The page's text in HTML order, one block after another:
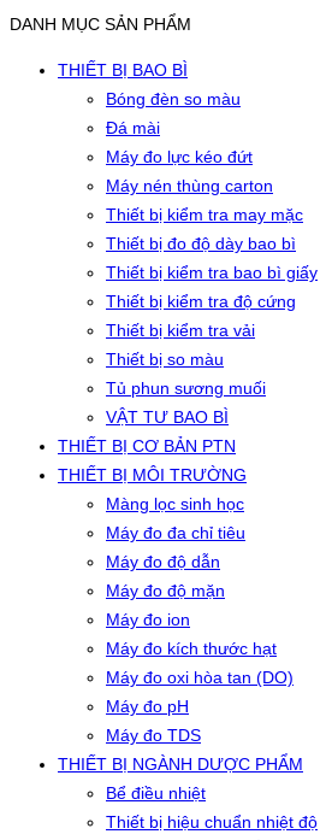
DANH MỤC SẢN PHẨM
THIẾT BỊ BAO BÌ
Bóng đèn so màu
Đá mài
Máy đo lực kéo đứt
Máy nén thùng carton
Thiết bị kiểm tra may mặc
Thiết bị đo độ dày bao bì
Thiết bị kiểm tra bao bì giấy
Thiết bị kiểm tra độ cứng
Thiết bị kiểm tra vải
Thiết bị so màu
Tủ phun sương muối
VẬT TƯ BAO BÌ
THIẾT BỊ CƠ BẢN PTN
THIẾT BỊ MÔI TRƯỜNG
Màng lọc sinh học
Máy đo đa chỉ tiêu
Máy đo độ dẫn
Máy đo độ mặn
Máy đo ion
Máy đo kích thước hạt
Máy đo oxi hòa tan (DO)
Máy đo pH
Máy đo TDS
THIẾT BỊ NGÀNH DƯỢC PHẨM
Bể điều nhiệt
Thiết bị hiệu chuẩn nhiệt độ